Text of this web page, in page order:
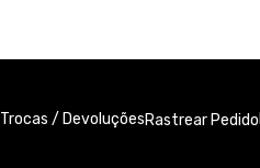
Trocas / DevoluçõesRastrear Pedido